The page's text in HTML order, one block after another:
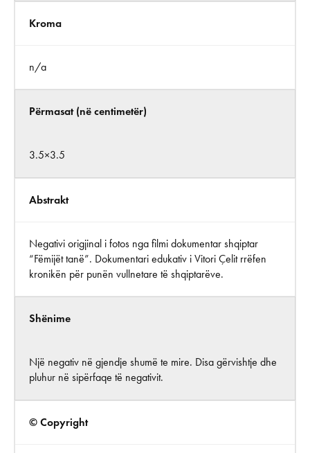
Kroma
n/a
Përmasat (në centimetër)
3.5×3.5
Abstrakt
Negativi origjinal i fotos nga filmi dokumentar shqiptar
“Fëmijët tanë”. Dokumentari edukativ i Vitori Çelit rrëfen
kronikën për punën vullnetare të shqiptarëve.
Shënime
Një negativ në gjendje shumë te mire. Disa gërvishtje dhe
pluhur në sipërfaqe të negativit.
© Copyright